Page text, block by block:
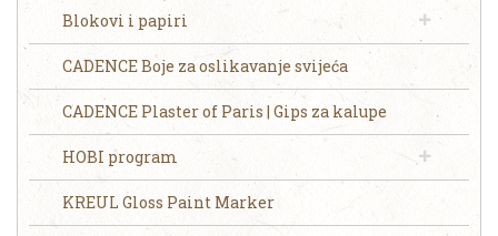
Blokovi i papiri
CADENCE Boje za oslikavanje svijeća
CADENCE Plaster of Paris | Gips za kalupe
HOBI program
KREUL Gloss Paint Marker